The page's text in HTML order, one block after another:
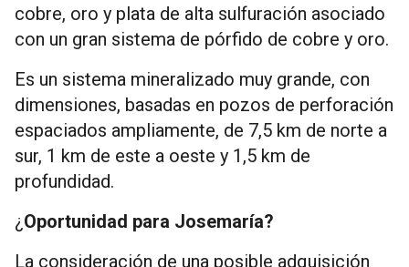
cobre, oro y plata de alta sulfuración asociado
con un gran sistema de pórfido de cobre y oro.
Es un sistema mineralizado muy grande, con
dimensiones, basadas en pozos de perforación
espaciados ampliamente, de 7,5 km de norte a
sur, 1 km de este a oeste y 1,5 km de
profundidad.
¿ Oportunidad para Josemaría?
La consideración de una posible adquisición